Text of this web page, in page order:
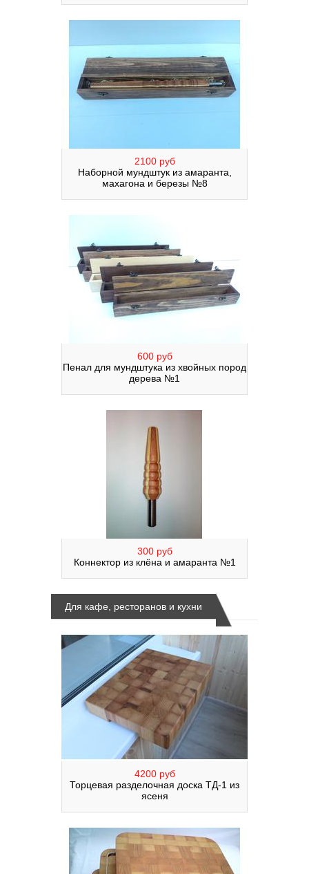
2100 руб
Наборной мундштук из амаранта,
махагона и березы №8
600 руб
Пенал для мундштука из хвойных пород
дерева №1
300 руб
Коннектор из клёна и амаранта №1
Для кафе, ресторанов и кухни
4200 руб
Торцевая разделочная доска ТД-1 из
ясеня